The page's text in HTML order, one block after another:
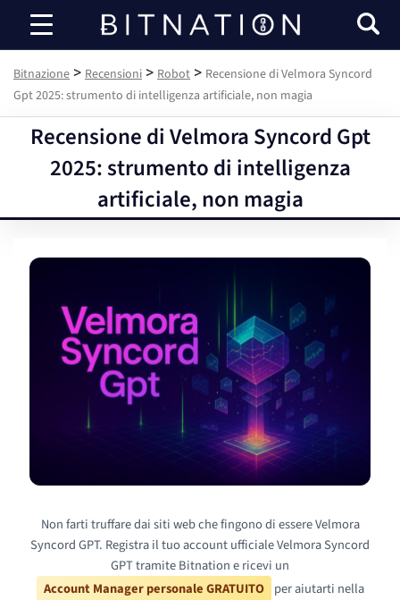
Bitnazione
Bitnazione > Recensioni > Robot > Recensione di Velmora Syncord
Gpt 2025: strumento di intelligenza artificiale, non magia
Recensione di Velmora Syncord Gpt
2025: strumento di intelligenza
artificiale, non magia
Non farti truffare dai siti web che fingono di essere Velmora
Syncord GPT. Registra il tuo account ufficiale Velmora Syncord
GPT tramite Bitnation e ricevi un
Account Manager personale GRATUITO per aiutarti nella